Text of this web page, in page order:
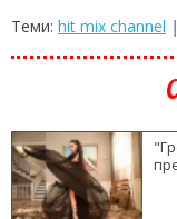
Теми: hit mix channel |